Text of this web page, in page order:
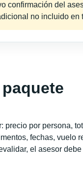
confirmación del
no incluido en
precio por persona,
fechas, vuelo
el asesor debe